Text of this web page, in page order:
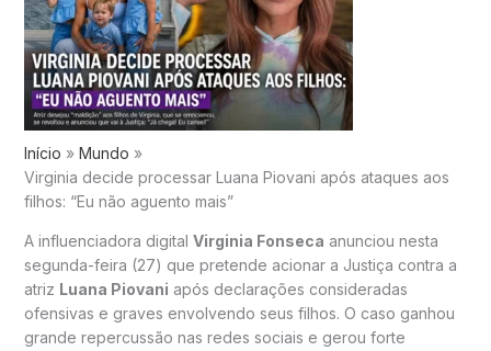
Início
Mundo
Virginia decide processar Luana Piovani após ataques aos
filhos: “Eu não aguento mais”
A influenciadora digital Virginia Fonseca anunciou nesta
segunda-feira (27) que pretende acionar a Justiça contra a
atriz Luana Piovani após declarações consideradas
ofensivas e graves envolvendo seus filhos. O caso ganhou
grande repercussão nas redes sociais e gerou forte